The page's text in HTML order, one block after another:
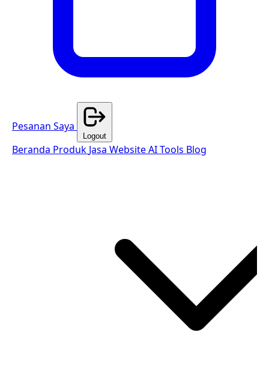
Pesanan Saya
Logout
Beranda Produk Jasa WebsiteAI Tools Blog